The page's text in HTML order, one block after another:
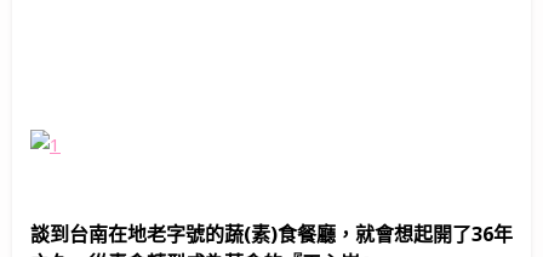
談到台南在地老字號的蔬(素)食餐廳，就會想起開了36年